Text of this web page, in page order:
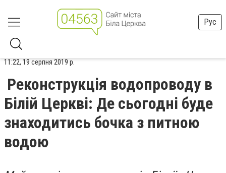
Рус
11:22, 19 серпня 2019 р.
Реконструкція водопроводу в
Білій Церкві: Де сьогодні буде
знаходитись бочка з питною
водою